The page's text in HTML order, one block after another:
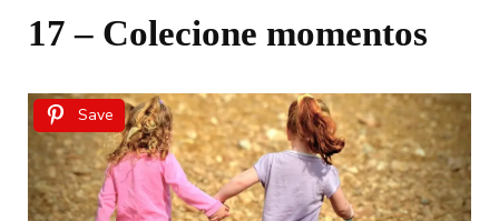
17 – Colecione momentos
Save